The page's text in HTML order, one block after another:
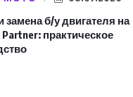
б/у двигателя на
практическое